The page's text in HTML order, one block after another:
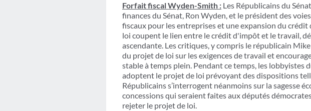
Forfait fiscal Wyden-Smith : Les Républicains du
finances du Sénat, Ron Wyden, et le président des
fiscaux pour les entreprises et une expansion du
loi coupent le lien entre le crédit d'impôt et le travail,
ascendante. Les critiques, y compris le républicain
du projet de loi sur les exigences de travail et
stable à temps plein. Pendant ce temps, les
adoptent le projet de loi prévoyant des dispositions
Républicains s’interrogent néanmoins sur la sagesse
concessions qui seraient faites aux députés
rejeter le projet de loi.